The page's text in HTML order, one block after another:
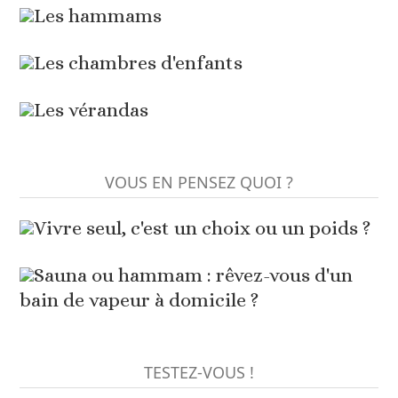
Les hammams
Les chambres d'enfants
Les vérandas
VOUS EN PENSEZ QUOI ?
Vivre seul, c'est un choix ou un poids ?
Sauna ou hammam : rêvez-vous d'un
bain de vapeur à domicile ?
TESTEZ-VOUS !